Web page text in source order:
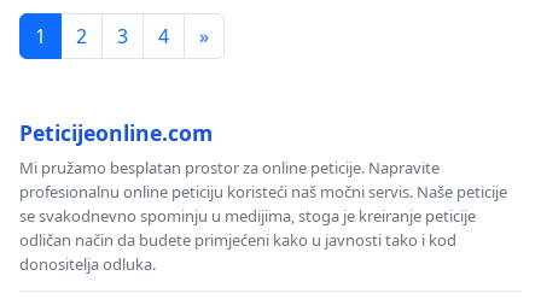
1 2 3 4 »
Peticijeonline.com
Mi pružamo besplatan prostor za online peticije. Napravite
profesionalnu online peticiju koristeći naš močni servis. Naše peticije
se svakodnevno spominju u medijima, stoga je kreiranje peticije
odličan način da budete primjećeni kako u javnosti tako i kod
donositelja odluka.